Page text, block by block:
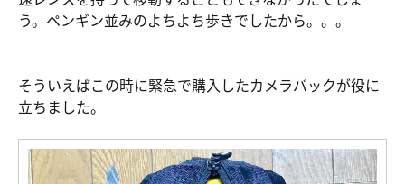
う。ペンギン並みのよちよち歩きでしたから。。。
そういえばこの時に緊急で購入したカメラバックが役に
立ちました。